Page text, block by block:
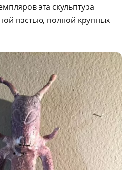
эта скульптура
пастью, полной крупных